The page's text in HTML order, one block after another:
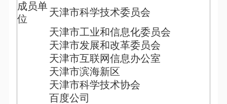
成员单
位
天津市科学技术委员会
天津市工业和信息化委员会
天津市发展和改革委员会
天津市互联网信息办公室
天津市滨海新区
天津市科学技术协会
百度公司